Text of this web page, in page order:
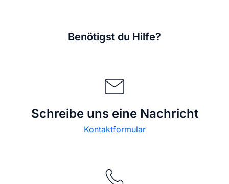
Benötigst du Hilfe?
Schreibe uns eine Nachricht
Kontaktformular